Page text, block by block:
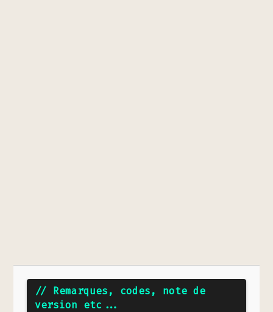
// Remarques, codes, note de
version etc...